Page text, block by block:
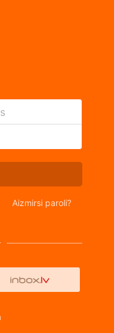
Aizmirsi paroli?